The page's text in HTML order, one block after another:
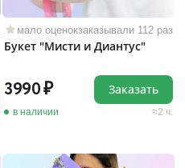
мало оценокзаказывали 112 раз
Букет "Мисти и Диантус"
3990
в наличии 2 ч.
Заказать